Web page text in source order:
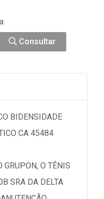
Consultar
BIDENSIDADE
CA 45484
GRUPON, O TÊNIS
SRA DA DELTA